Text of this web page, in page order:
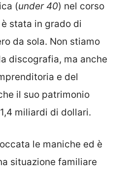
(under 40) nel corso
stata in grado di
da sola. Non stiamo
discografia, ma anche
e del
il suo patrimonio
miliardi di dollari.
le maniche ed è
situazione familiare